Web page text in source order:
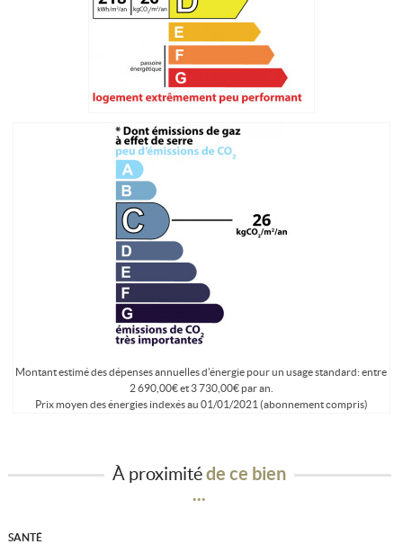
Montant estimé des dépenses annuelles d'énergie pour un usage standard: entre
2 690,00€ et 3 730,00€ par an.
Prix moyen des énergies indexés au 01/01/2021 (abonnement compris)
À proximitéde ce bien
...
SANTÉ